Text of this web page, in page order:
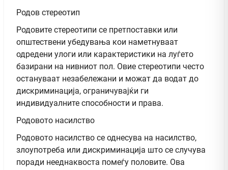
Родов стереотип
Родовите стереотипи се претпоставки или
општествени убедувања кои наметнуваат
одредени улоги или карактеристики на луѓето
базирани на нивниот пол. Овие стереотипи често
остануваат незабележани и можат да водат до
дискриминација, ограничувајќи ги
индивидуалните способности и права.
Родовото насилство
Родовото насилство се однесува на насилство,
злоупотреба или дискриминација што се случува
поради нееднаквоста помеѓу половите. Ова